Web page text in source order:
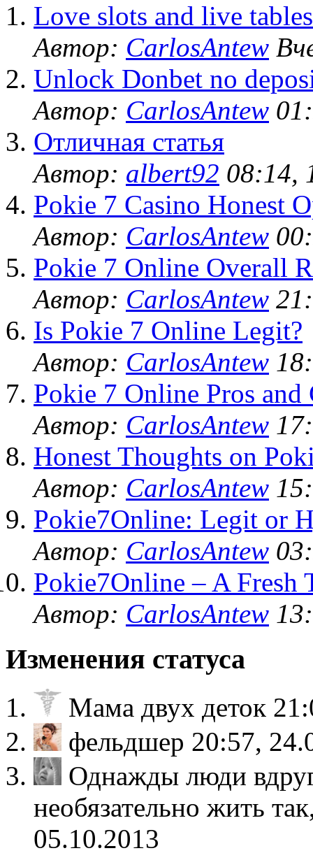
Love slots and live
Автор: CarlosAntew
Unlock Donbet no
Автор: CarlosAntew
Отличная статья
Автор: albert92 08:14,
Pokie 7 Casino Honest
Автор: CarlosAntew
Pokie 7 Online Overall
Автор: CarlosAntew
Is Pokie 7 Online Legit?
Автор: CarlosAntew
Pokie 7 Online Pros and
Автор: CarlosAntew
Honest Thoughts on
Автор: CarlosAntew
Pokie7Online: Legit or
Автор: CarlosAntew
Pokie7Online – A Fresh
Автор: CarlosAntew
Изменения статуса
Мама двух деток
фельдшер 20:57,
Однажды люди
необязательно жить
05.10.2013